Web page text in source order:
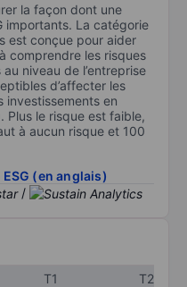
la façon dont une
importants. La catégorie
est conçue pour aider
comprendre les risques
niveau de l’entreprise
d’affecter les
investissements en
Plus le risque est faible,
à aucun risque et 100
(en anglais)
/
T1
T2